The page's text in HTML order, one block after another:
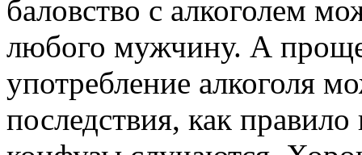
баловство с алкоголем
любого мужчину. А
употребление алкоголя
последствия, как